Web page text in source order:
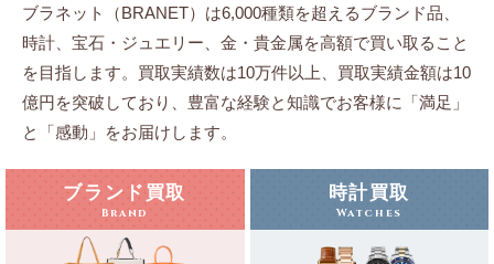
ブラネット（BRANET）は6,000種類を超えるブランド品、
時計、宝石・ジュエリー、 金・貴金属を高額で買い取ること
を目指します。 買取実績数は10万件以上、買取実績金額は10
億円を突破しており、豊富な経験と知識でお客様に「満足」
と「感動」をお届けします。
ブランド買取
Brand
時計買取
Watches